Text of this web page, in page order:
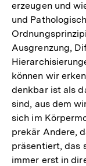
erzeugen und
und
Ausgrenzung,
können wir
denkbar ist als
sind, aus dem
sich im
prekär Andere,
präsentiert, das
immer erst in